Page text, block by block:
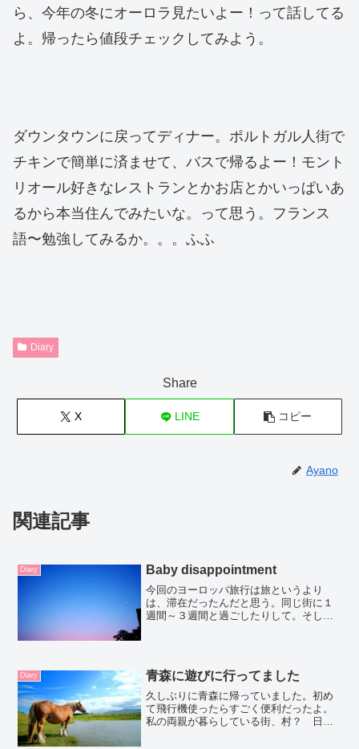
ら、今年の冬にオーロラ見たいよー！って話してる
よ。帰ったら値段チェックしてみよう。
ダウンタウンに戻ってディナー。ポルトガル人街で
チキンで簡単に済ませて、バスで帰るよー！モント
リオール好きなレストランとかお店とかいっぱいあ
るから本当住んでみたいな。って思う。フランス
語〜勉強してみるか。。。ふふ
Diary
Share
X LINE コピー
Ayano
関連記事
Diary Baby disappointment
今回のヨーロッパ旅行は旅というより
は、滞在だったんだと思う。同じ街に１
週間～３週間と過ごしたりして。そして
かも。悲しいけど長く一緒に...
Diary 青森に遊びに行ってました
久しぶりに青森に帰っていました。初め
て飛行機使ったらすごく便利だったよ。
私の両親が暮らしている街、村？ 日本